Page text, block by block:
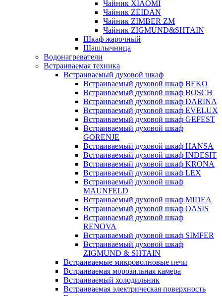
Чайник XIAOMI
Чайник ZEIDAN
Чайник ZIMBER ZM
Чайник ZIGMUND&SHTAIN
Шкаф жарочный
Шашлычница
Водонагреватели
Встраиваемая техника
Встраиваемый духовой шкаф
Встраиваемый духовой шкаф BEKO
Встраиваемый духовой шкаф BOSCH
Встраиваемый духовой шкаф DARINA
Встраиваемый духовой шкаф EVELUX
Встраиваемый духовой шкаф GEFEST
Встраиваемый духовой шкаф
GORENJE
Встраиваемый духовой шкаф HANSA
Встраиваемый духовой шкаф INDESIT
Встраиваемый духовой шкаф KRONA
Встраиваемый духовой шкаф LEX
Встраиваемый духовой шкаф
MAUNFELD
Встраиваемый духовой шкаф MIDEA
Встраиваемый духовой шкаф OASIS
Встраиваемый духовой шкаф
RENOVA
Встраиваемый духовой шкаф SIMFER
Встраиваемый духовой шкаф
ZIGMUND & SHTAIN
Встраиваемые микроволновые печи
Встраиваемая морозильная камера
Встраиваемый холодильник
Встраиваемая электрическая поверхность